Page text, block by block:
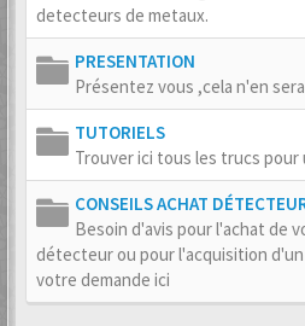
detecteurs de metaux.
PRESENTATION
Présentez vous ,cela n'en
TUTORIELS
Trouver ici tous les trucs
CONSEILS ACHAT
Besoin d'avis pour l'achat de
détecteur ou pour l'acquisition
votre demande ici